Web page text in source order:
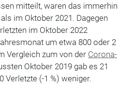
mitteilt, waren das immerhin
im Oktober 2021. Dagegen
im Oktober 2022
um etwa 800 oder 2
Vergleich zum von der Corona-
Oktober 2019 gab es 21
Verletzte (-1 %) weniger.